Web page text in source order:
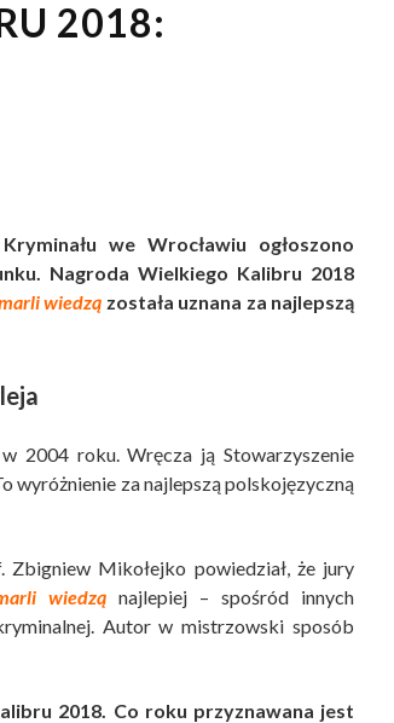
2018:
we Wrocławiu ogłoszono
Nagroda Wielkiego Kalibru 2018
wiedzą została uznana za najlepszą
2004 roku. Wręcza ją Stowarzyszenie
wyróżnienie za najlepszą polskojęzyczną
Zbigniew Mikołejko powiedział, że jury
wiedzą najlepiej – spośród innych
Autor w mistrzowski sposób
2018. Co roku przyznawana jest